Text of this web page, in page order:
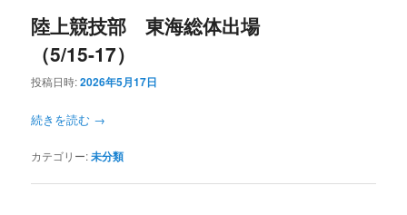
陸上競技部 東海総体出場
（5/15-17）
投稿日時:2026年5月17日
続きを読む →
カテゴリー:未分類